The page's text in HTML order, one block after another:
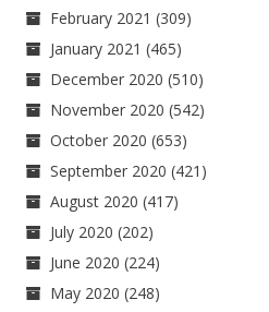
February 2021 (309)
January 2021 (465)
December 2020 (510)
November 2020 (542)
October 2020 (653)
September 2020 (421)
August 2020 (417)
July 2020 (202)
June 2020 (224)
May 2020 (248)